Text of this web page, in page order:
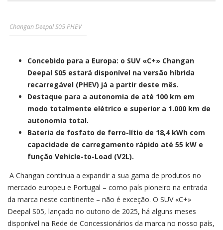
Changan Deepal S05 PHEV
Concebido para a Europa: o SUV «C+» Changan
Deepal S05 estará disponível na versão híbrida
recarregável (PHEV) já a partir deste mês.
Destaque para a autonomia de até 100 km em
modo totalmente elétrico e superior a 1.000 km de
autonomia total.
Bateria de fosfato de ferro-lítio de 18,4 kWh com
capacidade de carregamento rápido até 55 kW e
função Vehicle-to-Load (V2L).
A Changan continua a expandir a sua gama de produtos no
mercado europeu e Portugal – como país pioneiro na entrada
da marca neste continente – não é exceção. O SUV «C+»
Deepal S05, lançado no outono de 2025, há alguns meses
disponível na Rede de Concessionários da marca no nosso país,